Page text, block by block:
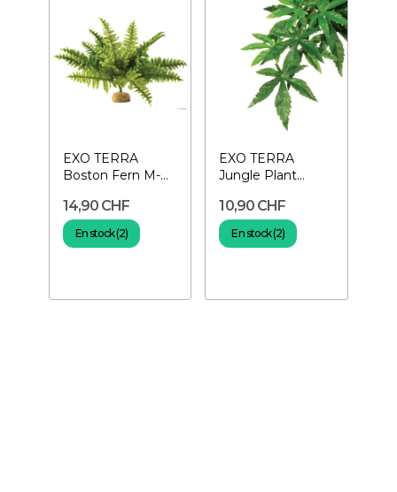
EXO TERRA
Boston Fern M-
terrarium
14,90 CHF
En stock (2)
EXO TERRA
Jungle Plant
Plante suspendue
10,90 CHF
En stock (2)